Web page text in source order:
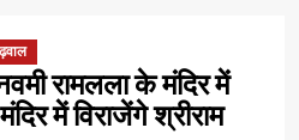
रामलला के मंदिर में
में विराजेंगे श्रीराम